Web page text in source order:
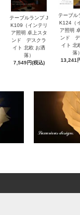
テーブルランプ J
K109（インテリ
ア照明 卓上スタ
ンド デスクラ
イト 北欧 お洒
落）
7,549円(税込)
テーブル
K124（
ア照明
ンド デ
イト 北
落）
13,241